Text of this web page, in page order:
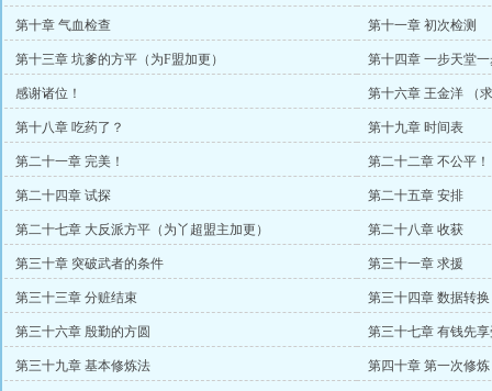
第十章 气血检查 第十一章 初次检测
第十三章 坑爹的方平（为F盟加更） 第十四章 一步天堂
感谢诸位！ 第十六章 王金洋 （
第十八章 吃药了？ 第十九章 时间表
第二十一章 完美！ 第二十二章 不公平
第二十四章 试探 第二十五章 安排
第二十七章 大反派方平（为丫超盟主加更） 第二十八章 收获
第三十章 突破武者的条件 第三十一章 求援
第三十三章 分赃结束 第三十四章 数据转换
第三十六章 殷勤的方圆 第三十七章 有钱先享
第三十九章 基本修炼法 第四十章 第一次修炼